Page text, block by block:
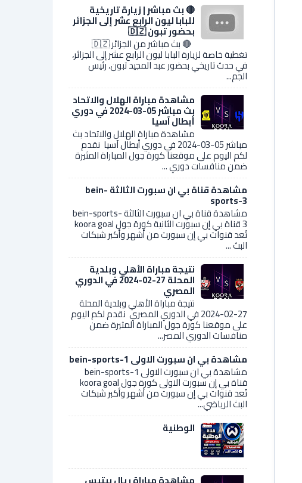
🔴 بث مباشر | زيارة تاريخية
للبابا ليون الرابع عشر إلى الجزائر
بحضور تبون 🇩🇿
🔴 بث مباشر من الجزائر 🇩🇿
تغطية خاصة لزيارة البابا ليون الرابع عشر إلى الجزائر،
في حدث تاريخي بحضور عبد المجيد تبون، رئيس
الجم...
مشاهدة مباراة الهلال والاتحاد
بث مباشر 05-03-2024 في دوري
أبطال آسيا
مشاهدة مباراة الهلال والاتحاد بث
مباشر 05-03-2024 في دوري أبطال آسيا نقدم
لكم اليوم على موقعنا كورة جول المباراة المثيرة
ضمن منافسات دوري ...
مشاهدة قناة بي ان سبورت الثالثة bein-
sports-3
مشاهدة قناة بي ان سبورت الثالثة bein-sports-
3 قناة بي إن سبورت الثانية كورة جول koora goal
تُعد قنوات بي إن سبورت من أشهر وأكبر شبكات
البث ...
نتيجة مباراة الأهلي وبلدية
المحلة 27-02-2024 في الدوري
المصري
نتيجة مباراة الأهلي وبلدية المحلة
27-02-2024 في الدوري المصري نقدم لكم اليوم
على موقعنا كورة جول المباراة المثيرة ضمن
منافسات الدوري المصر...
مشاهدة بي ان سبورت الاولى bein-sports-1
مشاهدة بي ان سبورت الاولى bein-sports-1
قناة بي إن سبورت الاولى كورة جول koora goal
تُعد قنوات بي إن سبورت من أشهر وأكبر شبكات
البث الرياضي...
الوطنية